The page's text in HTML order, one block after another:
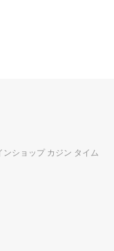
ショップ カジン タイム